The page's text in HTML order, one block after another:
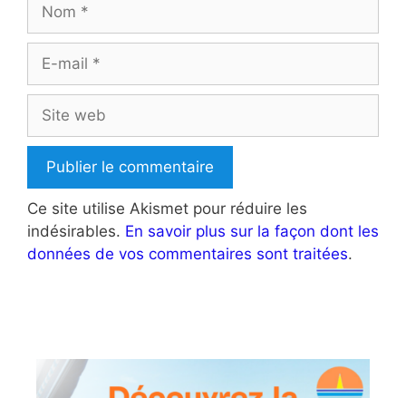
mail
web
Ce site utilise Akismet pour réduire les
indésirables. En savoir plus sur la façon dont les
données de vos commentaires sont traitées.